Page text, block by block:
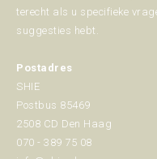
terecht als u specifieke
suggesties hebt.
Postadres
SHIE
Postbus 85469
2508 CD Den Haag
070 - 389 75 08